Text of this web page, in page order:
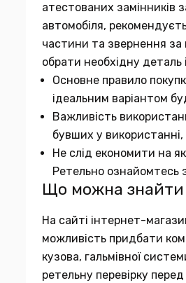
атестованих замінників
автомобіля,
частини та звернення
обрати необхідну деталь
Основне правило
ідеальним варіантом
Важливість
бувших у
Не слід економити на
Ретельно ознайомтесь
Що можна знайти
На сайті інтернет-
можливість придбати
кузова, гальмівної
ретельну перевірку